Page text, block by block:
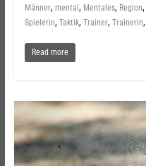
Männer, mental , Mentales, Region,
Spielerin, Taktik, Trainer, Trainerin,
Read more